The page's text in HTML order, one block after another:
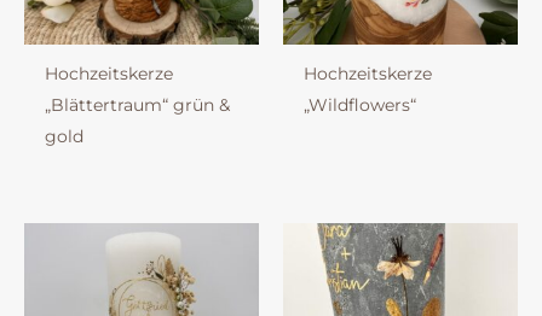
Hochzeitskerze
„Blättertraum“ grün &
gold
Hochzeitskerze
„Wildflowers“